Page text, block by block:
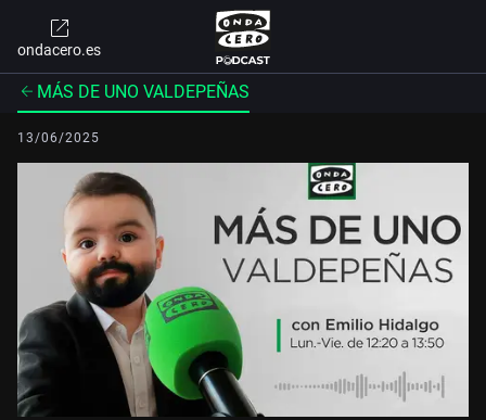
ondacero.es
MÁS DE UNO VALDEPEÑAS
13/06/2025